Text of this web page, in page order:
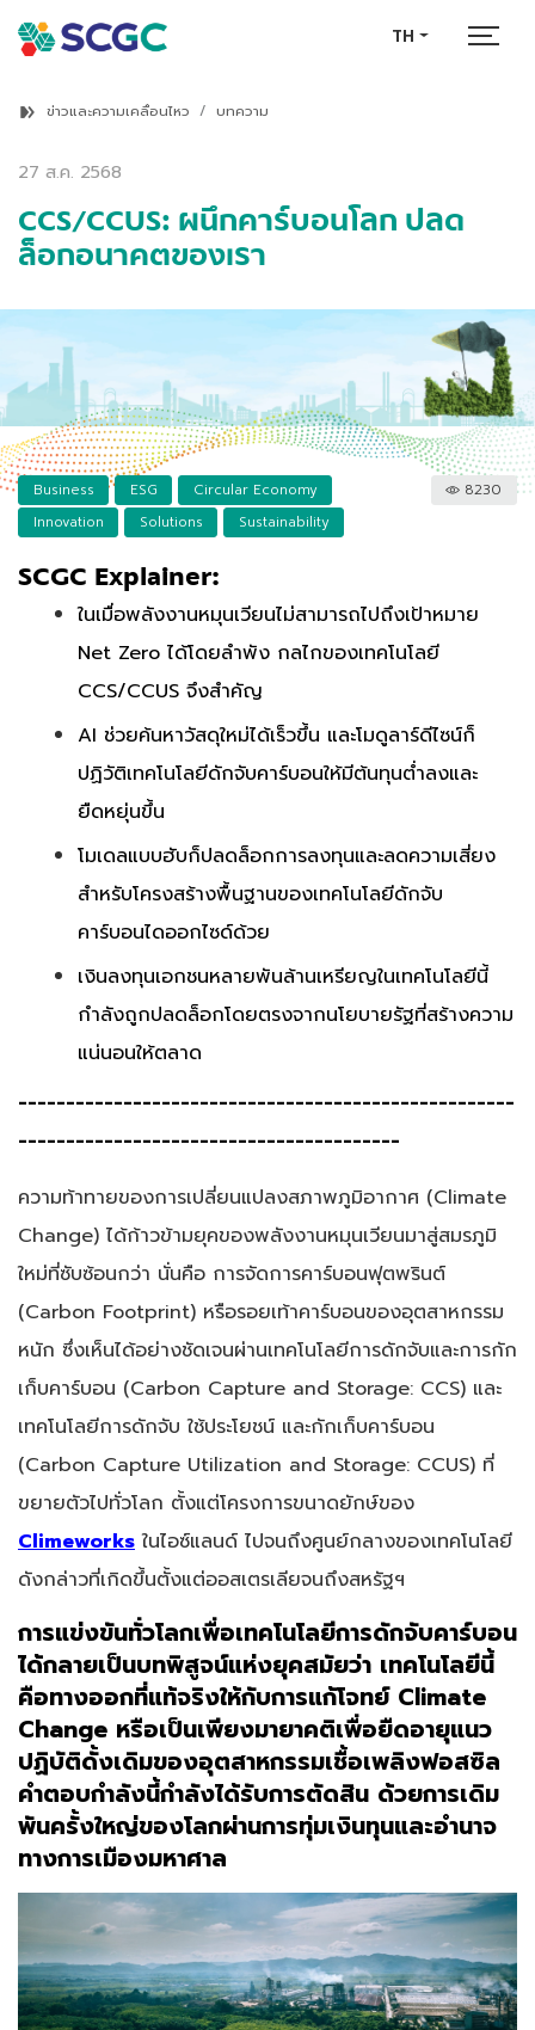
TH
ข่าวและความเคลื่อนไหว บทความ
27 ส.ค. 2568
CCS/CCUS: ผนึกคาร์บอนโลก ปลด
ล็อกอนาคตของเรา
Business ESG
Circular Economy
Innovation
Solutions Sustainability
8230
SCGC Explainer:
ในเมื่อพลังงานหมุนเวียนไม่สามารถไปถึงเป้าหมาย
Net Zero ได้โดยลำพัง กลไกของเทคโนโลยี
CCS/CCUS จึงสำคัญ
AI ช่วยค้นหาวัสดุใหม่ได้เร็วขึ้น และโมดูลาร์ดีไซน์ก็
ปฏิวัติเทคโนโลยีดักจับคาร์บอนให้มีต้นทุนต่ำลงและ
ยืดหยุ่นขึ้น
โมเดลแบบฮับก็ปลดล็อกการลงทุนและลดความเสี่ยง
สำหรับโครงสร้างพื้นฐานของเทคโนโลยีดักจับ
คาร์บอนไดออกไซด์ด้วย
เงินลงทุนเอกชนหลายพันล้านเหรียญในเทคโนโลยีนี้
กำลังถูกปลดล็อกโดยตรงจากนโยบายรัฐที่สร้างความ
แน่นอนให้ตลาด
----------------------------------------------------
----------------------------------------
ความท้าทายของการเปลี่ยนแปลงสภาพภูมิอากาศ (Climate
Change) ได้ก้าวข้ามยุคของพลังงานหมุนเวียนมาสู่สมรภูมิ
ใหม่ที่ซับซ้อนกว่า นั่นคือ การจัดการคาร์บอนฟุตพรินต์
(Carbon Footprint) หรือรอยเท้าคาร์บอนของอุตสาหกรรม
หนัก ซึ่งเห็นได้อย่างชัดเจนผ่านเทคโนโลยีการดักจับและการกัก
เก็บคาร์บอน (Carbon Capture and Storage: CCS) และ
เทคโนโลยีการดักจับ ใช้ประโยชน์ และกักเก็บคาร์บอน
(Carbon Capture Utilization and Storage: CCUS) ที่
ขยายตัวไปทั่วโลก ตั้งแต่โครงการขนาดยักษ์ของ
Climeworks ในไอซ์แลนด์ ไปจนถึงศูนย์กลางของเทคโนโลยี
ดังกล่าวที่เกิดขึ้นตั้งแต่ออสเตรเลียจนถึงสหรัฐฯ
การแข่งขันทั่วโลกเพื่อเทคโนโลยีการดักจับคาร์บอน
ได้กลายเป็นบทพิสูจน์แห่งยุคสมัยว่า เทคโนโลยีนี้
คือทางออกที่แท้จริงให้กับการแก้โจทย์ Climate
Change หรือเป็นเพียงมายาคติเพื่อยืดอายุแนว
ปฏิบัติดั้งเดิมของอุตสาหกรรมเชื้อเพลิงฟอสซิล
คำตอบกำลังนี้กำลังได้รับการตัดสิน ด้วยการเดิม
พันครั้งใหญ่ของโลกผ่านการทุ่มเงินทุนและอำนาจ
ทางการเมืองมหาศาล